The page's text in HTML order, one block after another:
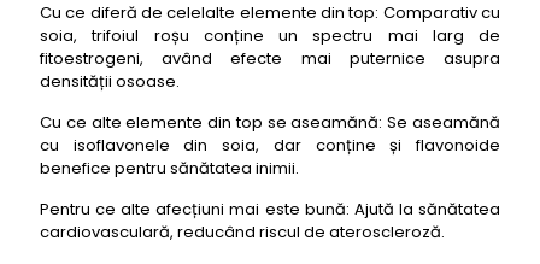
Cu ce diferă de celelalte elemente din top: Comparativ cu
soia, trifoiul roșu conține un spectru mai larg de
fitoestrogeni, având efecte mai puternice asupra
densității osoase.
Cu ce alte elemente din top se aseamănă: Se aseamănă
cu isoflavonele din soia, dar conține și flavonoide
benefice pentru sănătatea inimii.
Pentru ce alte afecțiuni mai este bună: Ajută la sănătatea
cardiovasculară, reducând riscul de ateroscleroză.